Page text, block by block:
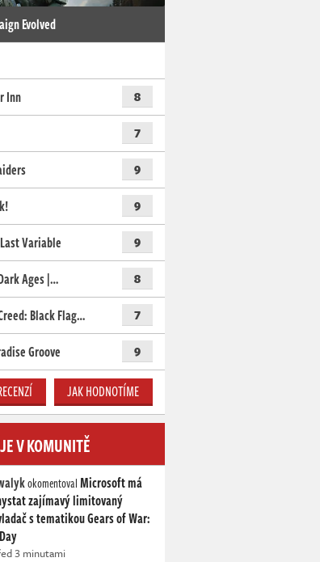
Evolved
Inn
8
7
9
9
Variable 9
Ages |… 8
Black Flag… 7
Groove 9
JAK HODNOTÍME
V KOMUNITĚ
okomentovalMicrosoft má
zajímavý limitovaný
s tematikou Gears of War:
3 minutami